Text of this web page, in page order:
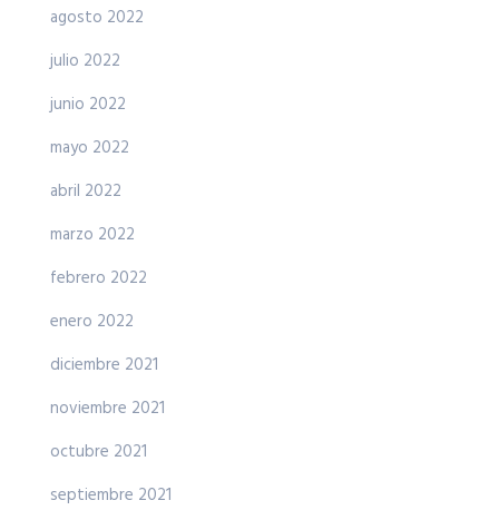
agosto 2022
julio 2022
junio 2022
mayo 2022
abril 2022
marzo 2022
febrero 2022
enero 2022
diciembre 2021
noviembre 2021
octubre 2021
septiembre 2021